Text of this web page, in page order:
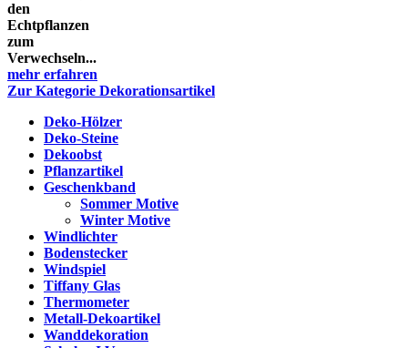
den
Echtpflanzen
zum
Verwechseln...
mehr erfahren
Zur Kategorie Dekorationsartikel
Deko-Hölzer
Deko-Steine
Dekoobst
Pflanzartikel
Geschenkband
Sommer Motive
Winter Motive
Windlichter
Bodenstecker
Windspiel
Tiffany Glas
Thermometer
Metall-Dekoartikel
Wanddekoration